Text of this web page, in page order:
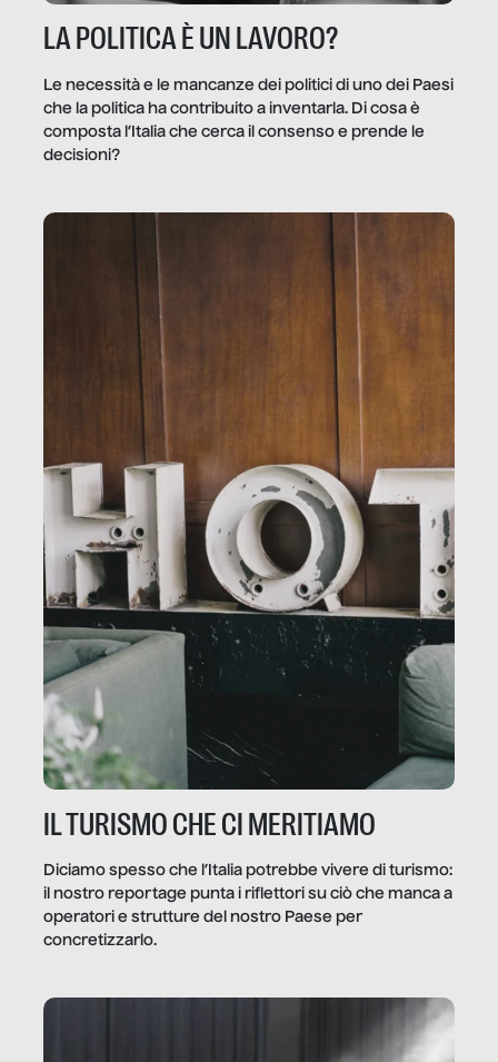
LA POLITICA È UN LAVORO?
Le necessità e le mancanze dei politici di uno dei Paesi
che la politica ha contribuito a inventarla. Di cosa è
composta l’Italia che cerca il consenso e prende le
decisioni?
IL TURISMO CHE CI MERITIAMO
Diciamo spesso che l’Italia potrebbe vivere di turismo:
il nostro reportage punta i riflettori su ciò che manca a
operatori e strutture del nostro Paese per
concretizzarlo.